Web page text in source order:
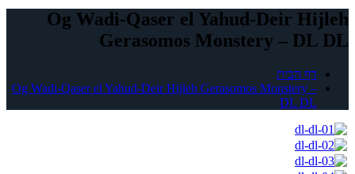
Og Wadi-Qaser el Yahud-Deir Hijleh
Gerasomos Monstery – DL DL
דף הבית
Og Wadi-Qaser el Yahud-Deir Hijleh Gerasomos Monstery –
DL DL